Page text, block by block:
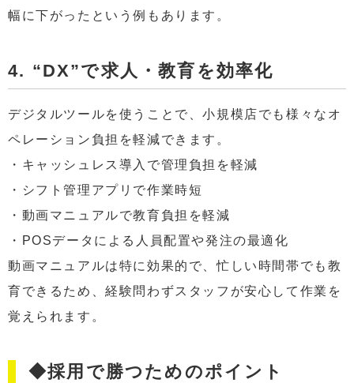
幅に下がったという例もあります。
4. “DX”で求人・教育を効率化
デジタルツールを使うことで、小規模店でも様々なオ
ペレーション負担を軽減できます。
・キャッシュレス導入で管理負担を軽減
・シフト管理アプリで作業時短
・動画マニュアルで教育負担を軽減
・POSデータによる人員配置や発注の最適化
動画マニュアルは特に効果的で、忙しい時間帯でも教
育できるため、経験問わずスタッフが安心して作業を
覚えられます。
◆採用で勝つためのポイント